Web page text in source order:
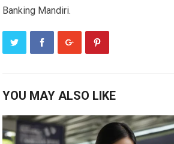
Banking Mandiri.
YOU MAY ALSO LIKE